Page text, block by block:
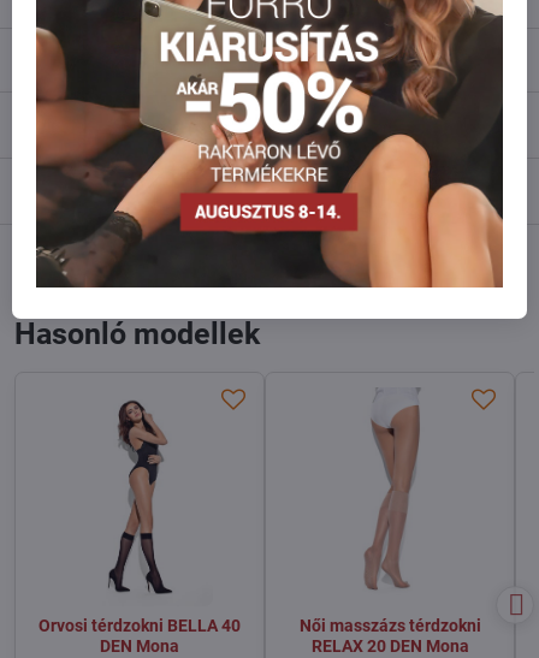
Leírás
0
Fórum 0
Facebook Reddit LinkedIn
mail
Hasonló modellek
Orvosi térdzokni BELLA 40
DEN Mona
Női masszázs térdzokni
RELAX 20 DEN Mona